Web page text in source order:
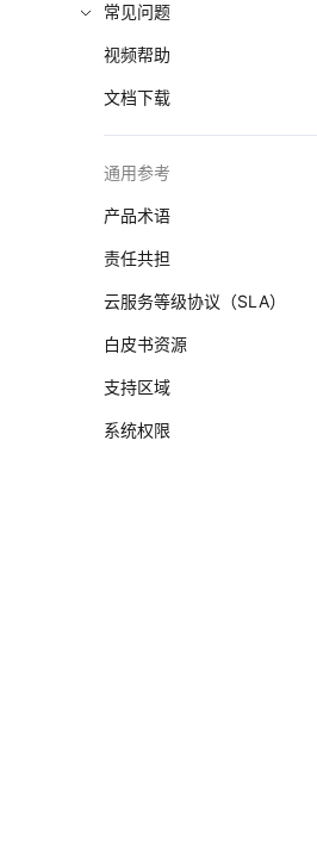
常见问题
视频帮助
文档下载
通用参考
产品术语
责任共担
云服务等级协议（SLA）
白皮书资源
支持区域
系统权限